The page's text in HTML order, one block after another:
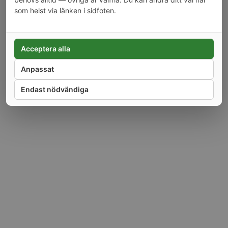
Alla priser är inkl moms.
som helst via länken i sidfoten.
Endast nödvändiga
Anpassat
Acceptera alla